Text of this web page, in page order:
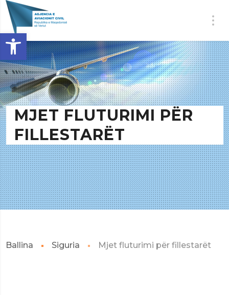
Open toolbar
MJET FLUTURIMI PËR
FILLESTARËT
Ballina Siguria Mjet fluturimi për fillestarët